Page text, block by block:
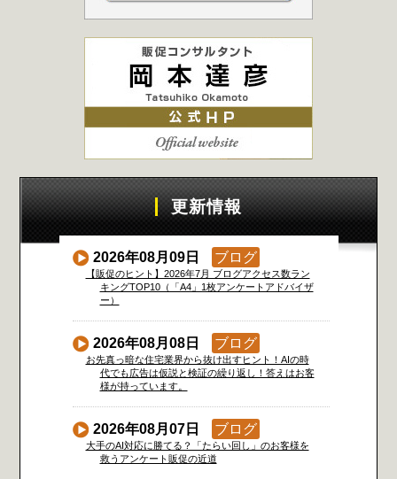
更新情報
2026年08月09日 ブログ
【販促のヒント】2026年7月 ブログアクセス数ラン
キングTOP10（「A4」1枚アンケートアドバイザ
ー）
2026年08月08日 ブログ
お先真っ暗な住宅業界から抜け出すヒント！AIの時
代でも広告は仮説と検証の繰り返し！答えはお客
様が持っています。
2026年08月07日 ブログ
大手のAI対応に勝てる？「たらい回し」のお客様を
救うアンケート販促の近道